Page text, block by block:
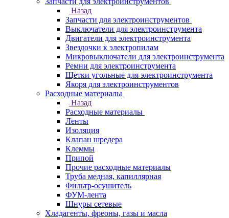
Назад
Запчасти для электроинструментов
Выключатели для электроинструмента
Двигатели для электроинструмента
Звездочки к электропилам
Микровыключатели для электроинструмента
Ремни для электроинструмента
Щетки угольные для электроинструмента
Якоря для электроинструментов
Расходные материалы
Назад
Расходные материалы
Ленты
Изоляция
Клапан шредера
Клеммы
Припой
Прочие расходные материалы
Труба медная, капиллярная
Фильтр-осушитель
ФУМ-лента
Шнуры сетевые
Хладагенты, фреоны, газы и масла